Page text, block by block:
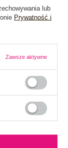
Białe
lub
Prywatność i
Zawsze aktywne